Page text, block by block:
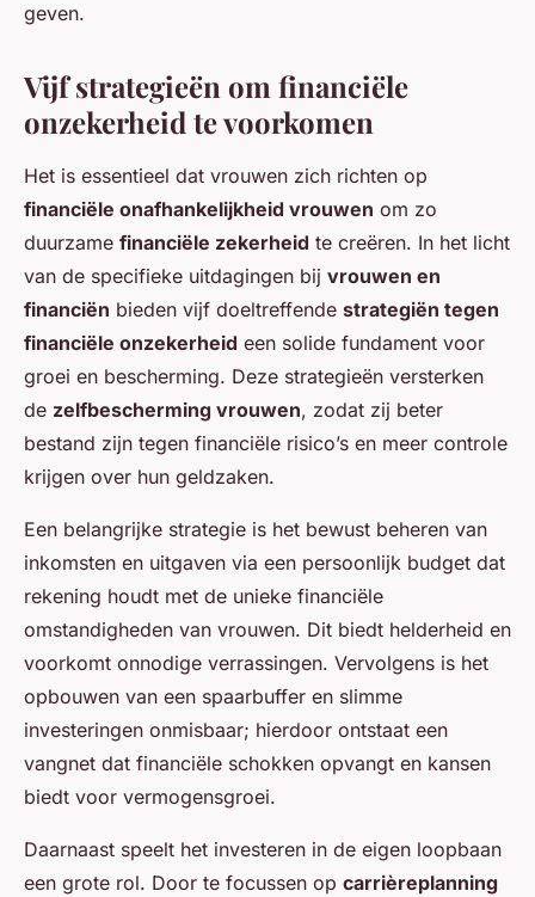
geven.
Vijf strategieën om financiële
onzekerheid te voorkomen
Het is essentieel dat vrouwen zich richten op
financiële onafhankelijkheid vrouwen om zo
duurzame financiële zekerheid te creëren. In het licht
van de specifieke uitdagingen bij vrouwen en
financiën bieden vijf doeltreffende strategiën tegen
financiële onzekerheid een solide fundament voor
groei en bescherming. Deze strategieën versterken
de zelfbescherming vrouwen, zodat zij beter
bestand zijn tegen financiële risico’s en meer controle
krijgen over hun geldzaken.
Een belangrijke strategie is het bewust beheren van
inkomsten en uitgaven via een persoonlijk budget dat
rekening houdt met de unieke financiële
omstandigheden van vrouwen. Dit biedt helderheid en
voorkomt onnodige verrassingen. Vervolgens is het
opbouwen van een spaarbuffer en slimme
investeringen onmisbaar; hierdoor ontstaat een
vangnet dat financiële schokken opvangt en kansen
biedt voor vermogensgroei.
Daarnaast speelt het investeren in de eigen loopbaan
een grote rol. Door te focussen op carrièreplanning